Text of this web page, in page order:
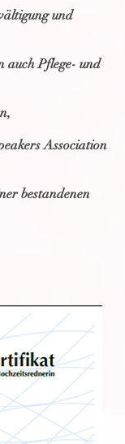
und
auch Pflege- und
Association
bestandenen